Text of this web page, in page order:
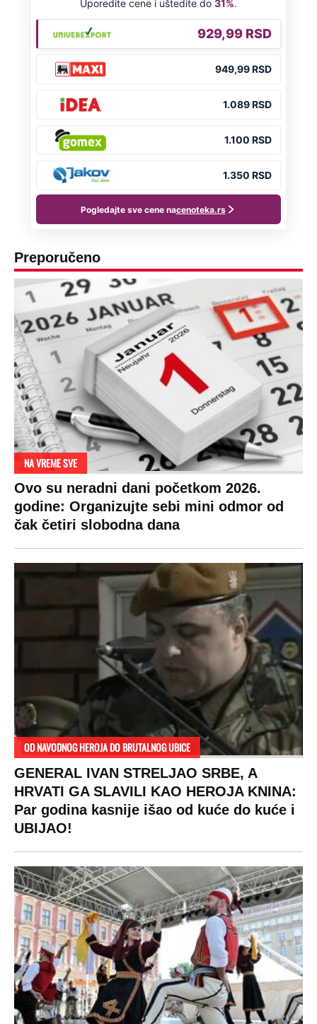
Preporučeno
NA VREME SVE
Ovo su neradni dani početkom 2026.
godine: Organizujte sebi mini odmor od
čak četiri slobodna dana
OD NAVODNOG HEROJA DO BRUTALNOG UBICE
GENERAL IVAN STRELJAO SRBE, A
HRVATI GA SLAVILI KAO HEROJA KNINA:
Par godina kasnije išao od kuće do kuće i
UBIJAO!